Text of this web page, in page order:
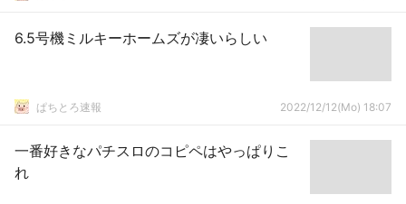
6.5号機ミルキーホームズが凄いらしい
ぱちとろ速報 2022/12/12(Mo) 18:07
一番好きなパチスロのコピペはやっぱりこ
れ